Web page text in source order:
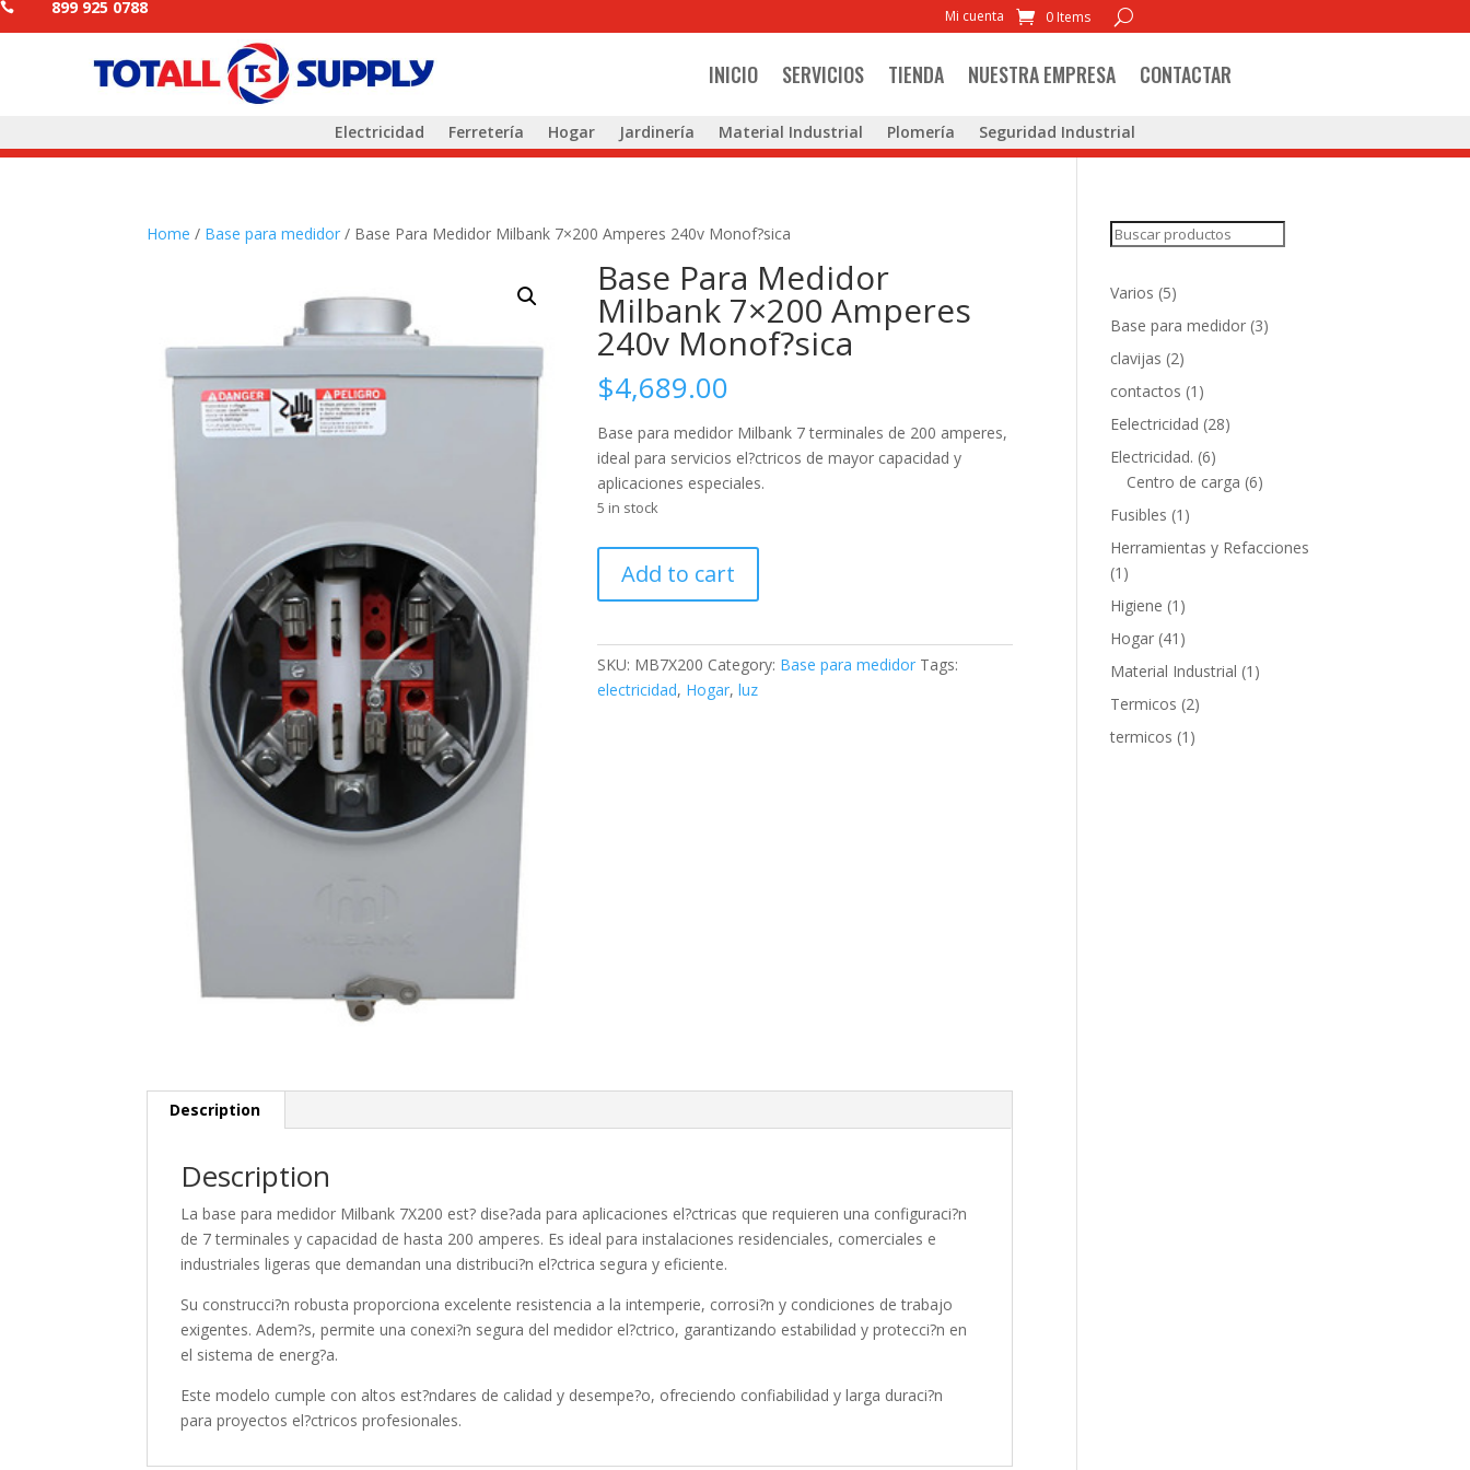
 899 925 0788 Mi cuenta 0 Items
INICIO SERVICIOS TIENDA NUESTRA EMPRESA CONTACTAR
Electricidad Ferretería Hogar Jardinería Material Industrial Plomería Seguridad Industrial
Home / Base para medidor / Base Para Medidor Milbank 7×200 Amperes 240v Monof?sica
Base Para Medidor
Milbank 7×200 Amperes
240v Monof?sica
$4,689.00
Base para medidor Milbank 7 terminales de 200 amperes,
ideal para servicios el?ctricos de mayor capacidad y
aplicaciones especiales.
5 in stock
Para
Medidor
7x200
Amperes
Add to cart
SKU: MB7X200 Category: Base para medidor Tags:
electricidad, Hogar,luz
Description
Description
La base para medidor Milbank 7X200 est? dise?ada para aplicaciones el?ctricas que requieren una configuraci?n
de 7 terminales y capacidad de hasta 200 amperes. Es ideal para instalaciones residenciales, comerciales e
industriales ligeras que demandan una distribuci?n el?ctrica segura y eficiente.
Su construcci?n robusta proporciona excelente resistencia a la intemperie, corrosi?n y condiciones de trabajo
exigentes. Adem?s, permite una conexi?n segura del medidor el?ctrico, garantizando estabilidad y protecci?n en
el sistema de energ?a.
Este modelo cumple con altos est?ndares de calidad y desempe?o, ofreciendo confiabilidad y larga duraci?n
para proyectos el?ctricos profesionales.
Search
Varios 55
products
Base para medidor 33
clavijas 22
products
contactos 1 1
product
Eelectricidad 2828
Electricidad. 66
products
Centro de carga 66
Fusibles 1 1
product
Herramientas y Refacciones
1 1
product
Higiene 1 1
product
Hogar 41 41
products
Material Industrial 1 1
Termicos 22
termicos 1 1